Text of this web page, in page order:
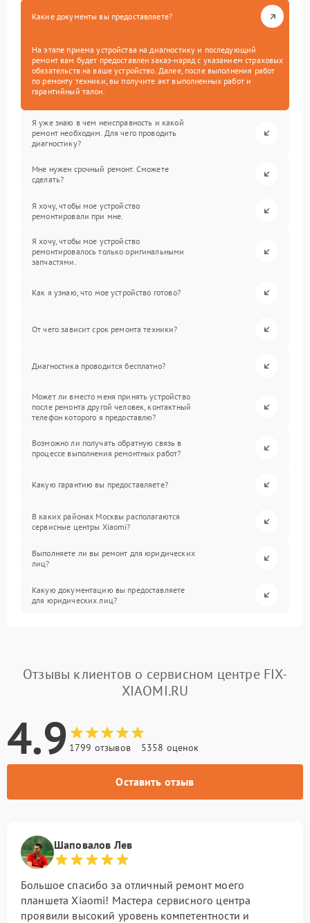
Какие документы вы предоставляете?
На этапе приема устройства на диагностику и последующий
ремонт вам будет предоставлен заказ-наряд с указанием страховых
обязательств на ваше устройство. Далее, после выполнения работ
по ремонту техники, вы получите акт выполненных работ и
гарантийный талон.
Я уже знаю в чем неисправность и какой
ремонт необходим. Для чего проводить
диагностику?
Мне нужен срочный ремонт. Сможете
сделать?
Я хочу, чтобы мое устройство
ремонтировали при мне.
Я хочу, чтобы мое устройство
ремонтировалось только оригинальными
запчастями.
Как я узнаю, что мое устройство готово?
От чего зависит срок ремонта техники?
Диагностика проводится бесплатно?
Может ли вместо меня принять устройство
после ремонта другой человек, контактный
телефон которого я предоставлю?
Возможно ли получать обратную связь в
процессе выполнения ремонтных работ?
Какую гарантию вы предоставляете?
В каких районах Москвы располагаются
сервисные центры Xiaomi?
Выполняете ли вы ремонт для юридических
лиц?
Какую документацию вы предоставляете
для юридических лиц?
Отзывы клиентов о сервисном центре FIX-
XIAOMI.RU
4.9 1799 отзывов 5358 оценок
Оставить отзыв
Шаповалов Лев
Большое спасибо за отличный ремонт моего
планшета Xiaomi! Мастера сервисного центра
проявили высокий уровень компетентности и